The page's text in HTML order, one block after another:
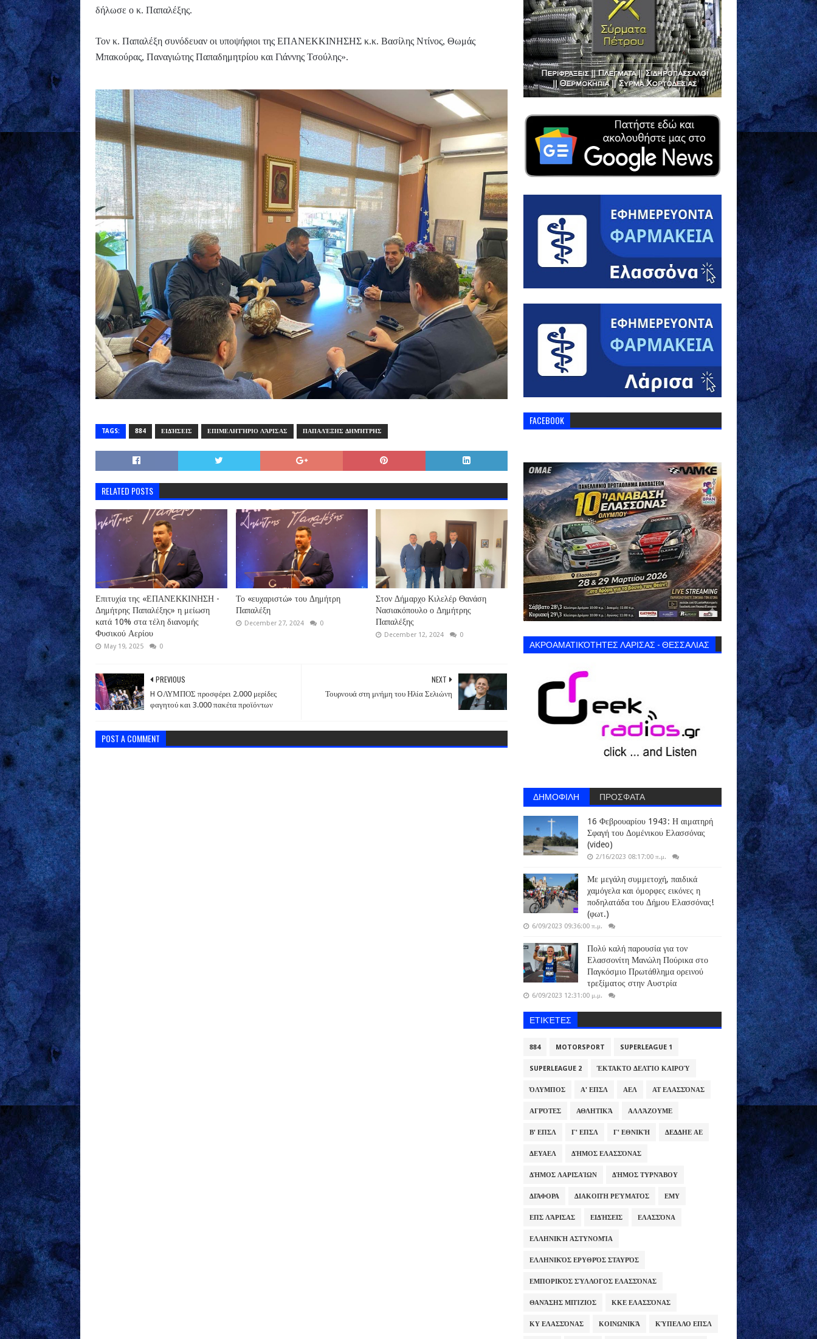
δήλωσε ο κ. Παπαλέξης.
Τον κ. Παπαλέξη συνόδευαν οι υποψήφιοι της ΕΠΑΝΕΚΚΙΝΗΣΗΣ κ.κ. Βασίλης Ντίνος, Θωμάς
Μπακούρας, Παναγιώτης Παπαδημητρίου και Γιάννης Τσούλης».
TAGS: 884 ΕΙΔΉΣΕΙΣ ΕΠΙΜΕΛΗΤΉΡΙΟ ΛΆΡΙΣΑΣ ΠΑΠΑΛΈΞΗΣ ΔΗΜΉΤΡΗΣ
RELATED POSTS
Επιτυχία της «ΕΠΑΝΕΚΚΙΝΗΣΗ -
Δημήτρης Παπαλέξης» η μείωση
κατά 10% στα τέλη διανομής
Φυσικού Αερίου
May 19, 2025 0
Το «ευχαριστώ» του Δημήτρη
Παπαλέξη
December 27, 2024 0
Στον Δήμαρχο Κιλελέρ Θανάση
Νασιακόπουλο ο Δημήτρης
Παπαλέξης
December 12, 2024 0
NEXT
Τουρνουά στη μνήμη του Ηλία Σελιώνη
PREVIOUS
H OΛΥΜΠΟΣ προσφέρει 2.000 μερίδες
φαγητού και 3.000 πακέτα προϊόντων
POST A COMMENT
FACEBOOK
ΑΚΡΟΑΜΑΤΙΚΌΤΗΤΕΣ ΛΑΡΙΣΑΣ - ΘΕΣΣΑΛΙΑΣ
ΔΗΜΟΦΙΛΗ ΠΡΟΣΦΑΤΑ
16 Φεβρουαρίου 1943: Η αιματηρή
Σφαγή του Δομένικου Ελασσόνας
(video)
2/16/2023 08:17:00 π.μ.
Με μεγάλη συμμετοχή, παιδικά
χαμόγελα και όμορφες εικόνες η
ποδηλατάδα του Δήμου Ελασσόνας!
(φωτ.)
6/09/2023 09:36:00 π.μ.
Πολύ καλή παρουσία για τον
Ελασσονίτη Μανώλη Πούρικα στο
Παγκόσμιο Πρωτάθλημα ορεινού
τρεξίματος στην Αυστρία
6/09/2023 12:31:00 μ.μ.
ΕΤΙΚΈΤΕΣ
884 MOTORSPORT SUPERLEAGUE 1
SUPERLEAGUE 2 ΈΚΤΑΚΤΟ ΔΕΛΤΊΟ ΚΑΙΡΟΎ
ΌΛΥΜΠΟΣ Α' ΕΠΣΛ ΑΕΛ ΑΤ ΕΛΑΣΣΌΝΑΣ
ΑΓΡΌΤΕΣ ΑΘΛΗΤΙΚΆ ΑΛΛΆΖΟΥΜΕ
Β' ΕΠΣΛ Γ' ΕΠΣΛ Γ' ΕΘΝΙΚΉ ΔΕΔΔΗΕ ΑΕ
ΔΕΥΑΕΛ ΔΉΜΟΣ ΕΛΑΣΣΌΝΑΣ
ΔΉΜΟΣ ΛΑΡΙΣΑΊΩΝ ΔΉΜΟΣ ΤΥΡΝΆΒΟΥ
ΔΙΆΦΟΡΑ ΔΙΑΚΟΠΉ ΡΕΎΜΑΤΟΣ ΕΜΥ
ΕΠΣ ΛΆΡΙΣΑΣ ΕΙΔΉΣΕΙΣ ΕΛΑΣΣΌΝΑ
ΕΛΛΗΝΙΚΉ ΑΣΤΥΝΟΜΊΑ
ΕΛΛΗΝΙΚΌΣ ΕΡΥΘΡΌΣ ΣΤΑΥΡΌΣ
ΕΜΠΟΡΙΚΌΣ ΣΎΛΛΟΓΟΣ ΕΛΑΣΣΌΝΑΣ
ΘΑΝΆΣΗΣ ΜΠΊΖΙΟΣ ΚΚΕ ΕΛΑΣΣΌΝΑΣ
ΚΥ ΕΛΑΣΣΌΝΑΣ ΚΟΙΝΩΝΙΚΆ ΚΎΠΕΛΛΟ ΕΠΣΛ